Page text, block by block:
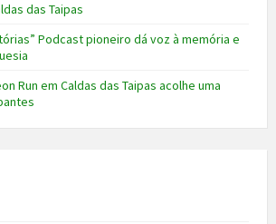
das Taipas
Podcast pioneiro dá voz à memória e
Run em Caldas das Taipas acolhe uma